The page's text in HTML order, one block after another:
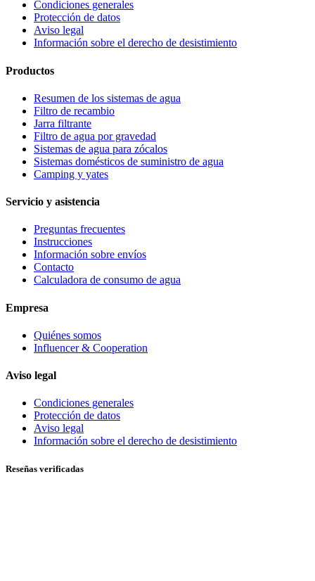
Condiciones generales
Protección de datos
Aviso legal
Información sobre el derecho de desistimiento
Productos
Resumen de los sistemas de agua
Filtro de recambio
Jarra filtrante
Filtro de agua por gravedad
Sistemas de agua para zócalos
Sistemas domésticos de suministro de agua
Camping y yates
Servicio y asistencia
Preguntas frecuentes
Instrucciones
Información sobre envíos
Contacto
Calculadora de consumo de agua
Empresa
Quiénes somos
Influencer & Cooperation
Aviso legal
Condiciones generales
Protección de datos
Aviso legal
Información sobre el derecho de desistimiento
Reseñas verificadas